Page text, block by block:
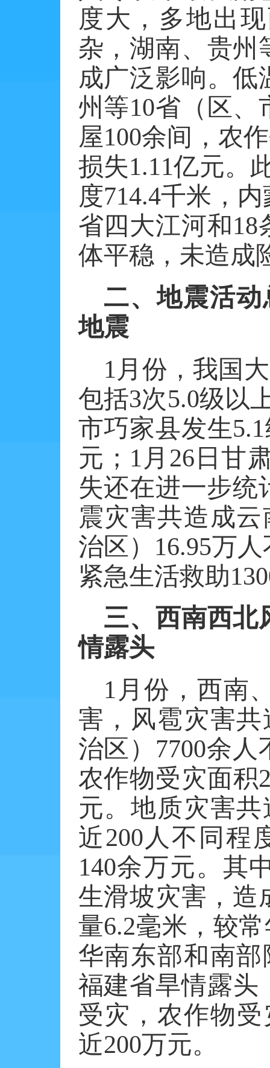
度大，多地出
杂，湖南、贵州
成广泛影响。低
州等10省（区、
屋100余间，农
损失1.11亿元。
度714.4千米，
省四大江河和18
体平稳，未造成
二、地震活
地震
1 月份，我国
包括3次5.0级以
市巧家县发生5.1
元； 1 月 26 日甘
失还在进一步统
震灾害共造成
治区） 16.95万人
紧急生活救助
三、西南西北
情露头
1 月份，西南
害，风雹灾害
治区） 7700余人
农作物受灾面积
元。地质灾害
近200 人不同程
140余万元。其
生滑坡灾害，造
量6.2毫米，较
华南东部和南
福建省旱情露头
受灾，农作物
近200万元。